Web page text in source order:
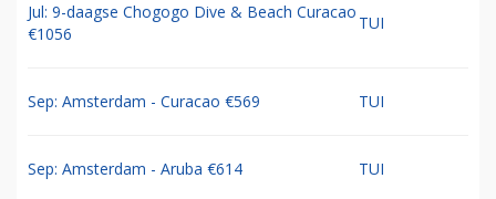
Jul: 9-daagse Chogogo Dive & Beach Curacao
€1056
TUI
Sep: Amsterdam - Curacao €569 TUI
Sep: Amsterdam - Aruba €614 TUI